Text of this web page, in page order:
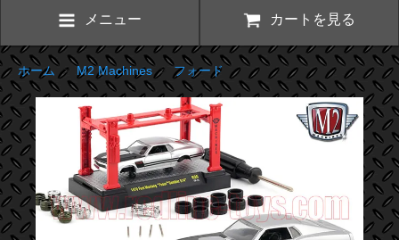
メニュー カートを見る
ホーム>M2 Machines>フォード